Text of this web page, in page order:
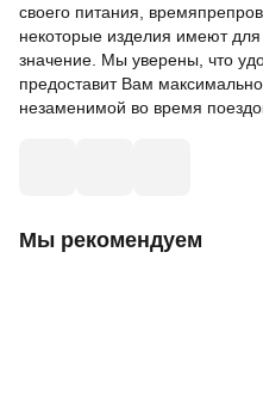
своего питания,
некоторые изделия имеют
значение. Мы уверены, что
предоставит Вам
незаменимой во время
Мы рекомендуем